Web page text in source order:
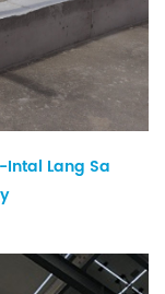
Intal Lang Sa